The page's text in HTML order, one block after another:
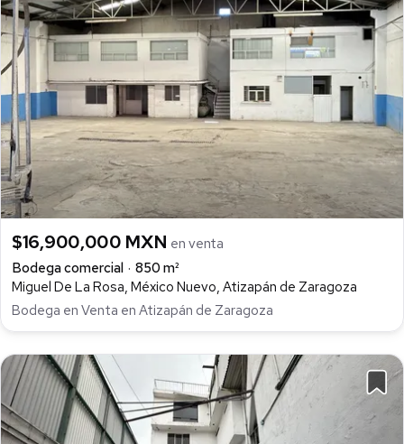
$16,900,000 MXN en venta
Bodega comercial
850 m²
Miguel De La Rosa, México Nuevo, Atizapán de Zaragoza
Bodega en Venta en Atizapán de Zaragoza